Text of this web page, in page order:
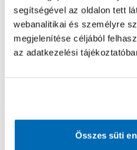
segítségével az oldalon tett
webanalitikai és személyre
megjelenítése céljából
az adatkezelési
Összes süti